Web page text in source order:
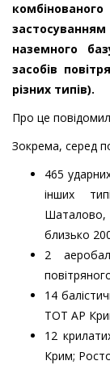
наземного
засобів
різних типів).
Про це
Зокрема, серед
465
інших
Шаталово,
близько
2
14
ТОТ АР
12
Крим;